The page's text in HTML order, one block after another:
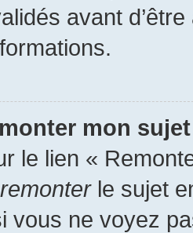
avant
mon
le lien «
remonterle sujet
vous ne voyez